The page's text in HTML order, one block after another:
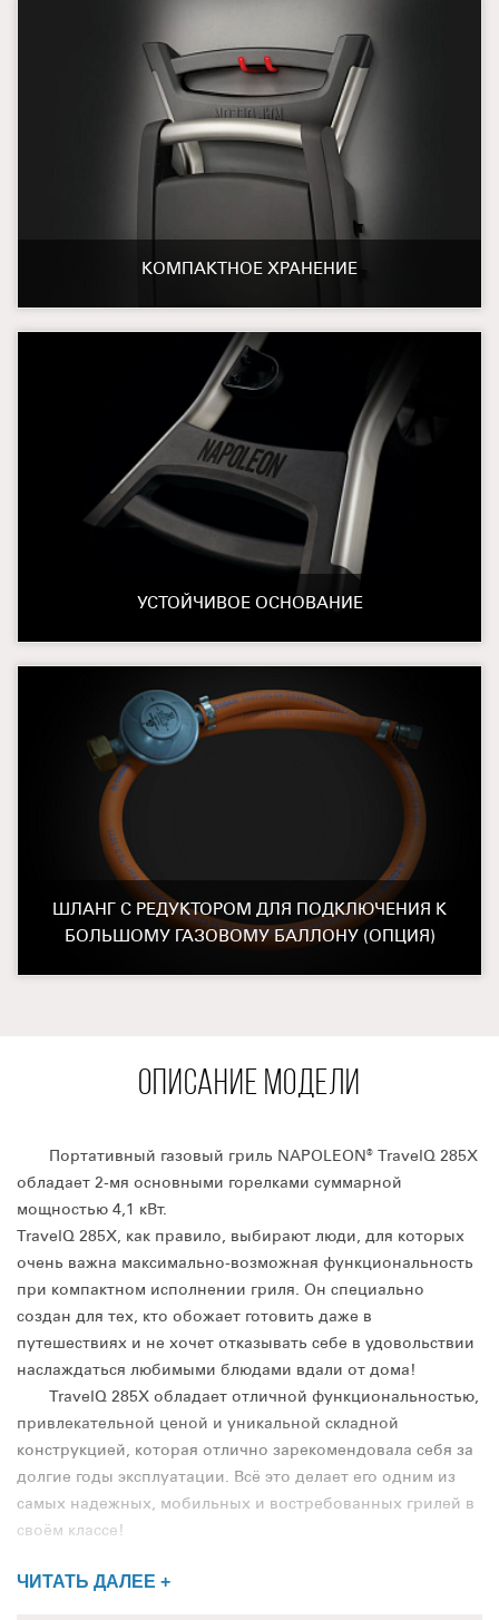
КОМПАКТНОЕ ХРАНЕНИЕ
УСТОЙЧИВОЕ ОСНОВАНИЕ
ШЛАНГ С РЕДУКТОРОМ ДЛЯ ПОДКЛЮЧЕНИЯ К
БОЛЬШОМУ ГАЗОВОМУ БАЛЛОНУ (ОПЦИЯ)
ОПИСАНИЕ МОДЕЛИ
Портативный газовый гриль NAPOLEON® TravelQ 285X
обладает 2-мя основными горелками суммарной
мощностью 4,1 кВт.
TravelQ 285X, как правило, выбирают люди, для которых
очень важна максимально-возможная функциональность
при компактном исполнении гриля. Он специально
создан для тех, кто обожает готовить даже в
путешествиях и не хочет отказывать себе в удовольствии
наслаждаться любимыми блюдами вдали от дома!
TravelQ 285X обладает отличной функциональностью,
привлекательной ценой и уникальной складной
конструкцией, которая отлично зарекомендовала себя за
долгие годы эксплуатации. Всё это делает его одним из
самых надежных, мобильных и востребованных грилей в
своём классе!
Высота гриля с закрытой крышкой составляет 99 см., а
ЧИТАТЬ ДАЛЕЕ +